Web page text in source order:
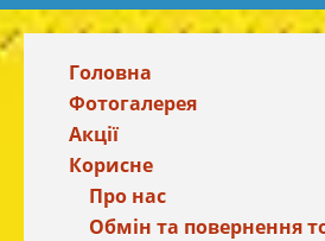
Головна
Фотогалерея
Акції
Корисне
Про нас
Обмін та повернення